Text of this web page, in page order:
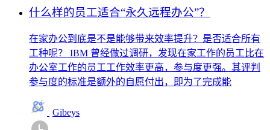
什么样的员工适合“永久远程办公”？
在家办公到底是不是能够带来效率提升？是否适合所有
工种呢？ IBM 曾经做过调研，发现在家工作的员工比在
办公室工作的员工工作效率更高，参与度更强。其评判
参与度的标准是额外的自愿付出，即为了完成能
Gibeys